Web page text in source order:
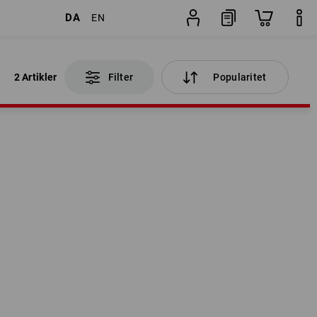
DA EN
2 Artikler Filter Popularitet
2 Artikler Filter Popularitet